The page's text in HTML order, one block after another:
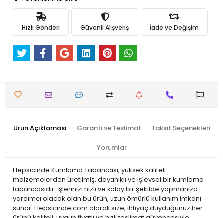
Hızlı Gönderi Güvenli Alışveriş İade ve Değişim
Ürün Açıklaması Garanti ve Teslimat Taksit Seçenekleri
Yorumlar
Hepsicinde Kumlama Tabancası, yüksek kaliteli
malzemelerden üretilmiş, dayanıklı ve işlevsel bir kumlama
tabancasıdır. İşlerinizi hızlı ve kolay bir şekilde yapmanıza
yardımcı olacak olan bu ürün, uzun ömürlü kullanım imkanı
sunar. Hepsicinde.com olarak size, ihtiyaç duyduğunuz her